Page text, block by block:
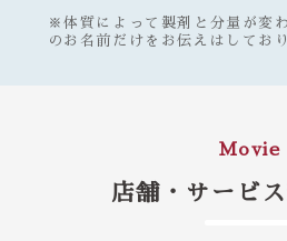
※体質によって製剤と分量が変
のお名前だけをお伝えはしてお
Movie
店舗・サービ